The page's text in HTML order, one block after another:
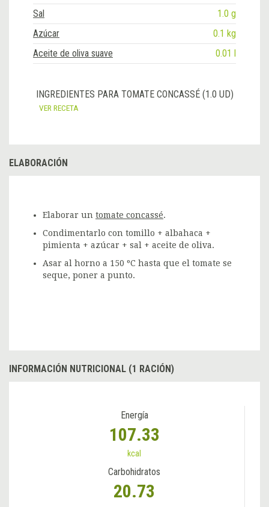
Sal
1.0 g
Azúcar
0.1 kg
Aceite de oliva suave
0.01 l
INGREDIENTES PARA TOMATE CONCASSÉ (1.0 UD)
VER RECETA
ELABORACIÓN
Elaborar un tomate concassé.
Condimentarlo con tomillo + albahaca +
pimienta + azúcar + sal + aceite de oliva.
Asar al horno a 150 ºC hasta que el tomate se
seque, poner a punto.
INFORMACIÓN NUTRICIONAL (1 RACIÓN)
Energía
107.33
kcal
Carbohidratos
20.73